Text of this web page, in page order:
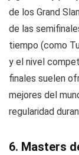
de los Grand
de las
tiempo (como
y el nivel
finales suelen
mejores del
regularidad
6. Masters